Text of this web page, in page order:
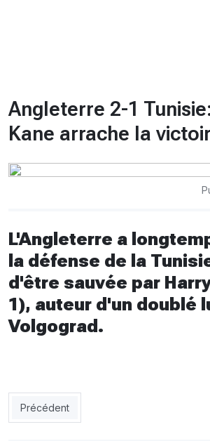
Angleterre 2-1
Kane arrache la
L'Angleterre a
la défense de la
d'être sauvée par
1), auteur d'un doublé
Volgograd.
Article précédent : Japon 2-1 Colombie:
Précédent